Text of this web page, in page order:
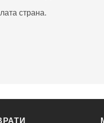
страна.